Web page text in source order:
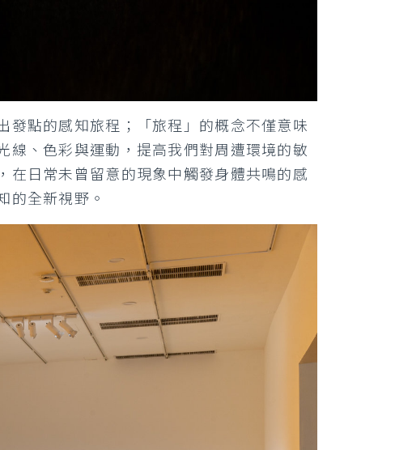
發點的感知旅程；「旅程」的概念不僅意味
線、色彩與運動，提高我們對周遭環境的敏
在日常未曾留意的現象中觸發身體共鳴的感
的全新視野。